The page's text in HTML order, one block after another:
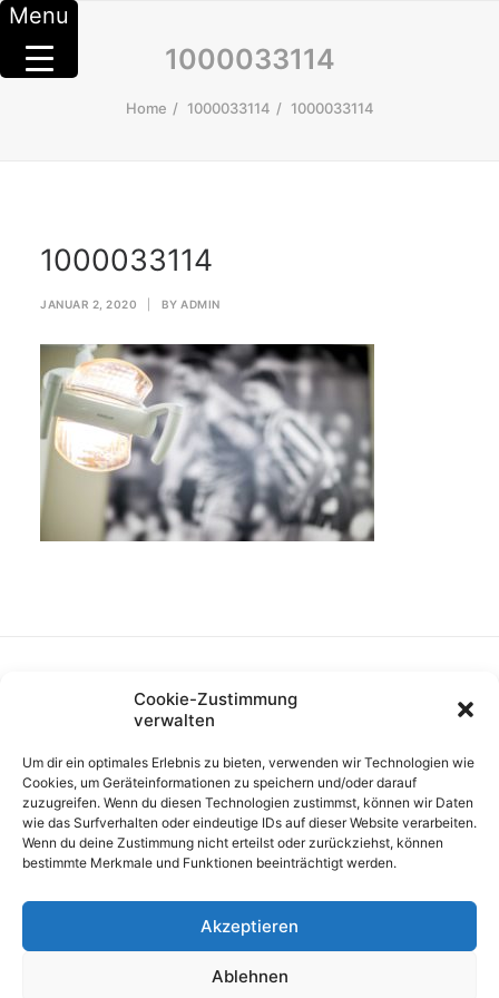
Cookie-Zustimmung
verwalten
Um dir ein optimales Erlebnis zu bieten, verwenden wir Technologien wie
Cookies, um Geräteinformationen zu speichern und/oder darauf
zuzugreifen. Wenn du diesen Technologien zustimmst, können wir Daten
wie das Surfverhalten oder eindeutige IDs auf dieser Website verarbeiten.
Wenn du deine Zustimmung nicht erteilst oder zurückziehst, können
bestimmte Merkmale und Funktionen beeinträchtigt werden.
Akzeptieren
Ablehnen
1000033114
Home 1000033114 1000033114
1000033114
JANUAR 2, 2020 BY ADMIN
Menu